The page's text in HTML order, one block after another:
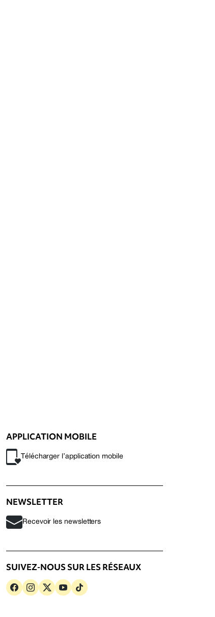
APPLICATION MOBILE
Télécharger l’application mobile
NEWSLETTER
Recevoir les newsletters
SUIVEZ-NOUS SUR LES RÉSEAUX